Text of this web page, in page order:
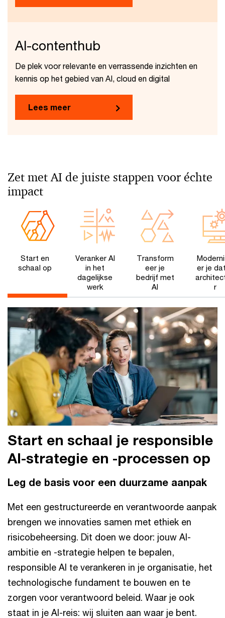
AI-contenthub
De plek voor relevante en verrassende inzichten en
kennis op het gebied van AI, cloud en digital
Lees meer
Zet met AI de juiste stappen voor échte
impact
Start en
schaal op
Veranker AI
in het
dagelijkse
werk
Transform
eer je
bedrijf met
AI
er je
r
Start en schaal je responsible
AI-strategie en -processen op
Leg de basis voor een duurzame aanpak
Met een gestructureerde en verantwoorde aanpak
brengen we innovaties samen met ethiek en
risicobeheersing. Dit doen we door: jouw AI-
ambitie en -strategie helpen te bepalen,
responsible AI te verankeren in je organisatie, het
technologische fundament te bouwen en te
zorgen voor verantwoord beleid. Waar je ook
staat in je AI-reis: wij sluiten aan waar je bent.